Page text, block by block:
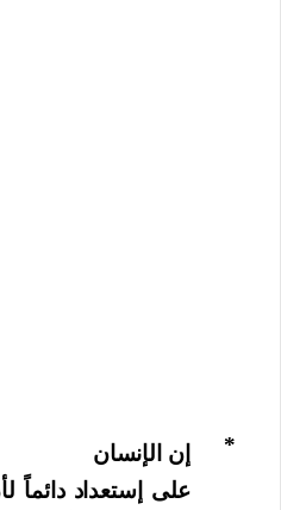
*
إن الإنسان
على إستعداد